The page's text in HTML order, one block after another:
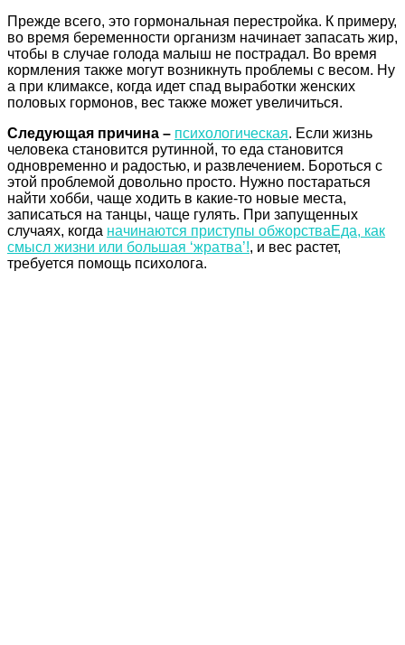
Прежде всего, это гормональная перестройка. К примеру,
во время беременности организм начинает запасать жир,
чтобы в случае голода малыш не пострадал. Во время
кормления также могут возникнуть проблемы с весом. Ну
а при климаксе, когда идет спад выработки женских
половых гормонов, вес также может увеличиться.
Следующая причина – психологическая. Если жизнь
человека становится рутинной, то еда становится
одновременно и радостью, и развлечением. Бороться с
этой проблемой довольно просто. Нужно постараться
найти хобби, чаще ходить в какие-то новые места,
записаться на танцы, чаще гулять. При запущенных
случаях, когда начинаются приступы обжорстваЕда, как
смысл жизни или большая ‘жратва’!, и вес растет,
требуется помощь психолога.